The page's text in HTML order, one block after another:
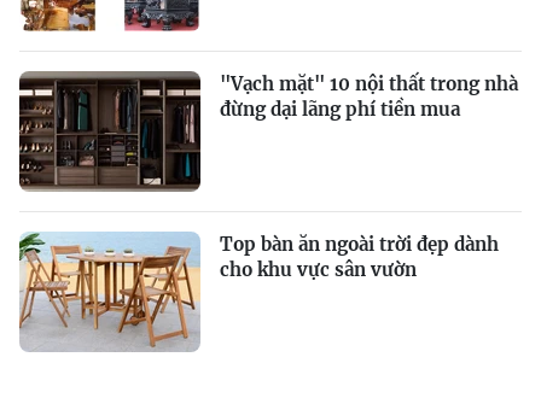
"Vạch mặt" 10 nội thất trong nhà
đừng dại lãng phí tiền mua
Top bàn ăn ngoài trời đẹp dành
cho khu vực sân vườn